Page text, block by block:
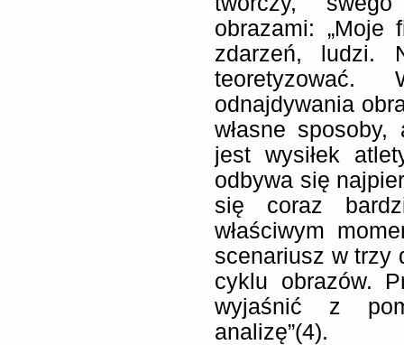
obrazami: „Moje
zdarzeń, ludzi.
odnajdywania
własne
jest wysiłek
odbywa się
się coraz
właściwym
scenariusz w trzy
cyklu obrazów.
wyjaśnić z
analizę”(4).